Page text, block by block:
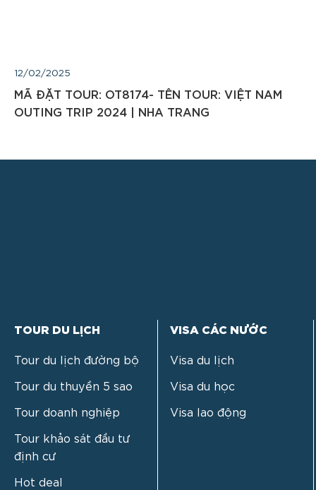
12/02/2025
MÃ ĐẶT TOUR: OT8174- TÊN TOUR: VIỆT NAM
OUTING TRIP 2024 | NHA TRANG
TOUR DU LỊCH
Tour du lịch đường bộ
Tour du thuyền 5 sao
Tour doanh nghiệp
Tour khảo sát đầu tư
định cư
Hot deal
VISA CÁC NƯỚC
Visa du lịch
Visa du học
Visa lao động